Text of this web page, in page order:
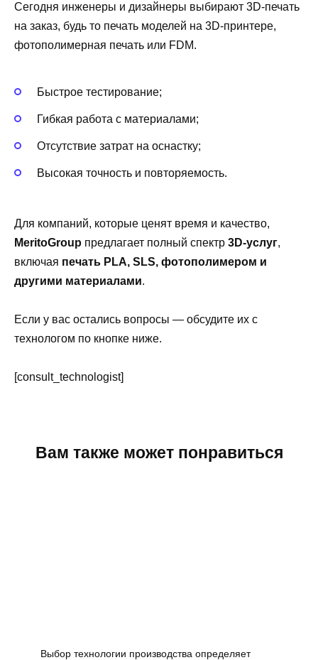
Сегодня инженеры и дизайнеры выбирают 3D-печать
на заказ, будь то печать моделей на 3D-принтере,
фотополимерная печать или FDM.
Быстрое тестирование;
Гибкая работа с материалами;
Отсутствие затрат на оснастку;
Высокая точность и повторяемость.
Для компаний, которые ценят время и качество,
MeritoGroup предлагает полный спектр 3D-услуг,
включая печать PLA, SLS, фотополимером и
другими материалами.
Если у вас остались вопросы — обсудите их с
технологом по кнопке ниже.
[consult_technologist]
Вам также может понравиться
Выбор технологии производства определяет